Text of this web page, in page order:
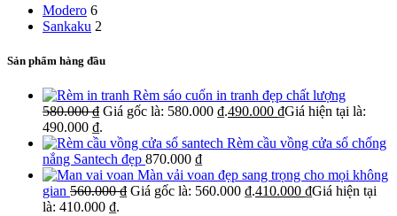
Modero 6
Sankaku 2
Sản phẩm hàng đầu
Rèm sáo cuốn in tranh đẹp chất lượng
580.000₫ Giá gốc là: 580.000 ₫.490.000 ₫Giá hiện tại là:
490.000 ₫.
Rèm cầu vồng cửa sổ chống
nắng Santech đẹp 870.000 ₫
Màn vải voan đẹp sang trọng cho mọi không
gian 560.000₫ Giá gốc là: 560.000 ₫.410.000 ₫Giá hiện tại
là: 410.000 ₫.